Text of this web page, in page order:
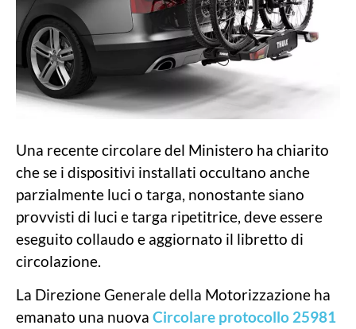
Una recente circolare del Ministero ha chiarito
che se i dispositivi installati occultano anche
parzialmente luci o targa, nonostante siano
provvisti di luci e targa ripetitrice, deve essere
eseguito collaudo e aggiornato il libretto di
circolazione.
La Direzione Generale della Motorizzazione ha
emanato una nuova Circolare protocollo 25981